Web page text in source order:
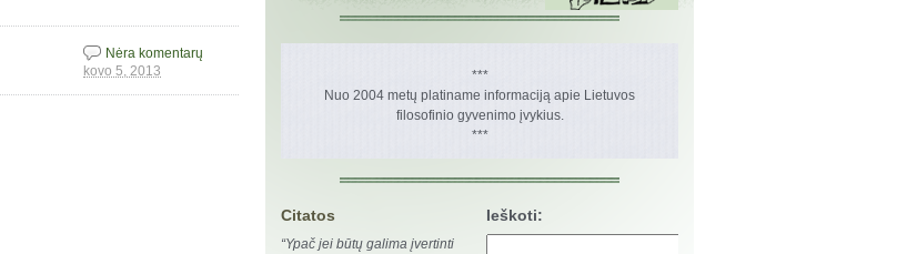
kovo 5, 2013
Nėra komentarų
***
Nuo 2004 metų platiname informaciją apie Lietuvos
filosofinio gyvenimo įvykius.
***
Citatos
“Ypač jei būtų galima įvertinti
Ieškoti: